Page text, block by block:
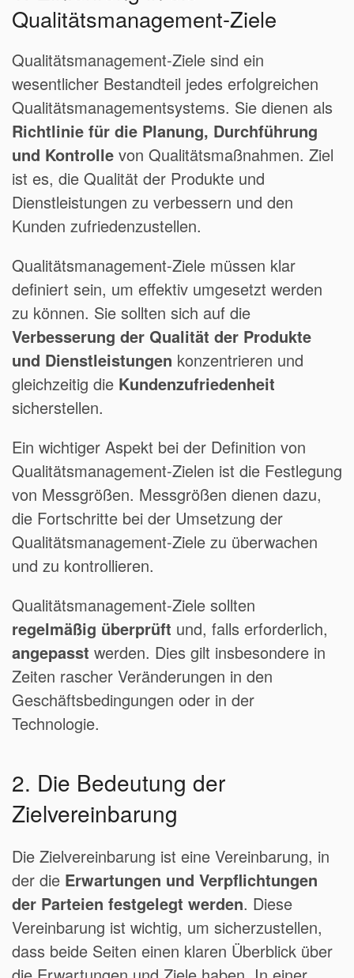
Qualitätsmanagement-Ziele
Qualitätsmanagement-Ziele sind ein
wesentlicher Bestandteil jedes erfolgreichen
Qualitätsmanagementsystems. Sie dienen als
Richtlinie für die Planung, Durchführung
und Kontrolle von Qualitätsmaßnahmen. Ziel
ist es, die Qualität der Produkte und
Dienstleistungen zu verbessern und den
Kunden zufriedenzustellen.
Qualitätsmanagement-Ziele müssen klar
definiert sein, um effektiv umgesetzt werden
zu können. Sie sollten sich auf die
Verbesserung der Qualität der Produkte
und Dienstleistungen konzentrieren und
gleichzeitig die Kundenzufriedenheit
sicherstellen.
Ein wichtiger Aspekt bei der Definition von
Qualitätsmanagement-Zielen ist die Festlegung
von Messgrößen. Messgrößen dienen dazu,
die Fortschritte bei der Umsetzung der
Qualitätsmanagement-Ziele zu überwachen
und zu kontrollieren.
Qualitätsmanagement-Ziele sollten
regelmäßig überprüft und, falls erforderlich,
angepasst werden. Dies gilt insbesondere in
Zeiten rascher Veränderungen in den
Geschäftsbedingungen oder in der
Technologie.
2. Die Bedeutung der
Zielvereinbarung
Die Zielvereinbarung ist eine Vereinbarung, in
der die Erwartungen und Verpflichtungen
der Parteien festgelegt werden. Diese
Vereinbarung ist wichtig, um sicherzustellen,
dass beide Seiten einen klaren Überblick über